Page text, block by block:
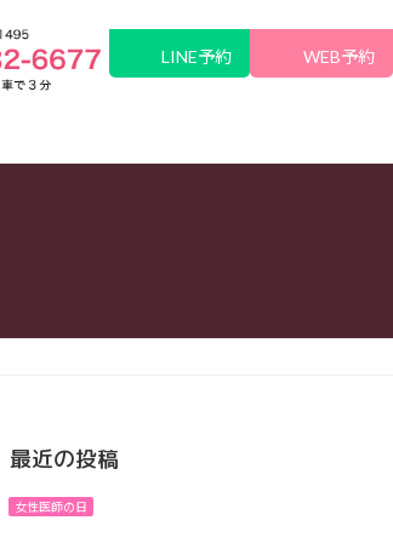
LINE予約 WEB予約
最近の投稿
女性医師の日